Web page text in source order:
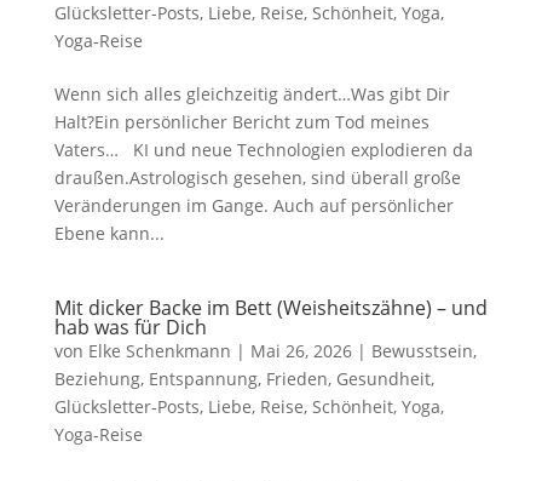
Glücksletter-Posts, Liebe, Reise, Schönheit, Yoga,
Yoga-Reise
Wenn sich alles gleichzeitig ändert…Was gibt Dir
Halt?Ein persönlicher Bericht zum Tod meines
Vaters… KI und neue Technologien explodieren da
draußen.Astrologisch gesehen, sind überall große
Veränderungen im Gange. Auch auf persönlicher
Ebene kann...
Mit dicker Backe im Bett (Weisheitszähne) – und
hab was für Dich
von Elke Schenkmann | Mai 26, 2026| Bewusstsein,
Beziehung, Entspannung, Frieden, Gesundheit,
Glücksletter-Posts, Liebe, Reise, Schönheit, Yoga,
Yoga-Reise